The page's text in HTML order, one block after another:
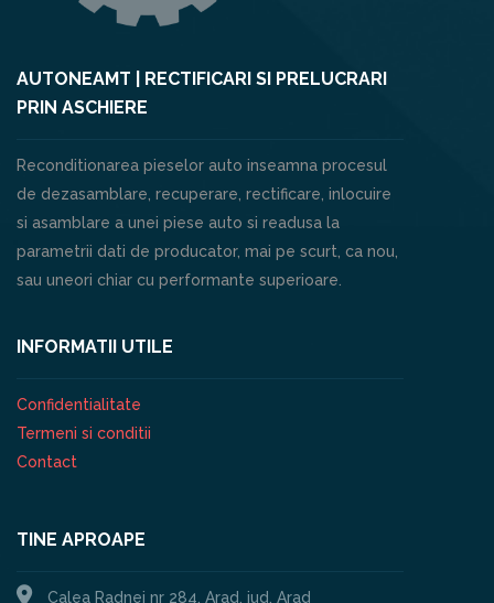
AUTONEAMT | RECTIFICARI SI PRELUCRARI
PRIN ASCHIERE
Reconditionarea pieselor auto inseamna procesul
de dezasamblare, recuperare, rectificare, inlocuire
si asamblare a unei piese auto si readusa la
parametrii dati de producator, mai pe scurt, ca nou,
sau uneori chiar cu performante superioare.
INFORMATII UTILE
Confidentialitate
Termeni si conditii
Contact
TINE APROAPE
Calea Radnei nr 284, Arad, jud. Arad